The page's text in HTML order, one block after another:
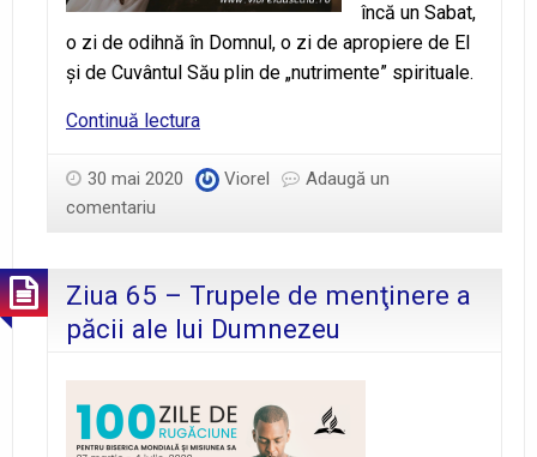
încă un Sabat,
o zi de odihnă în Domnul, o zi de apropiere de El
şi de Cuvântul Său plin de „nutrimente” spirituale.
Continuă lecturaPredica
Sabat
2020
30 mai 2020 Viorel
Adaugă un
comentariu
Ziua 65 – Trupele de menţinere a
păcii ale lui Dumnezeu